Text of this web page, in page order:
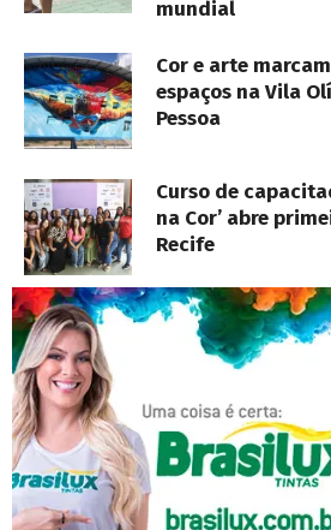
mundial
Cor e arte
espaços na Vila
Pessoa
Curso de
na Cor’ abre
Recife